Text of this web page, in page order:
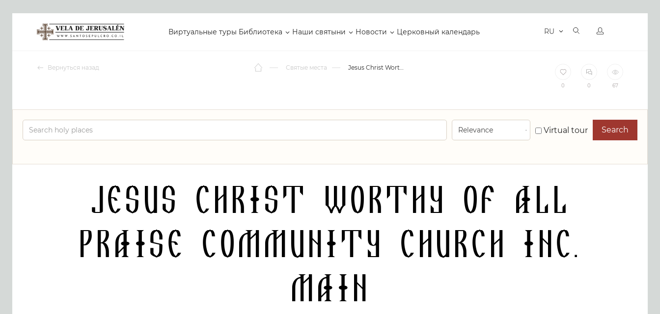
Виртуальные туры Библиотека Наши святыни Новости Церковный календарь RU
Вернуться назад Святые места Jesus Christ Worthy of All Praise Community Church Inc. Main
0 0 67
Virtual tour Search
Jesus Christ Worthy of All
Praise Community Church Inc.
Main